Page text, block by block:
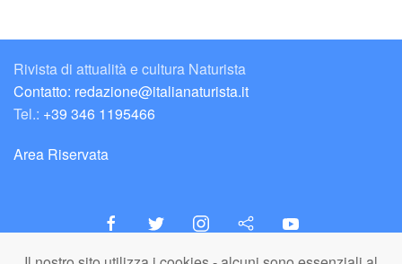
Rivista di attualità e cultura Naturista
Contatto: redazione@italianaturista.it
Tel.: +39 346 1195466
Area Riservata